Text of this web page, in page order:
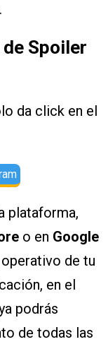
Spoiler
da click en el
plataforma,
o en Google
de tu
en el
podrás
de todas las